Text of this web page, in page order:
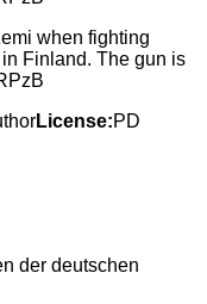
when fighting
Finland. The gun is
License:PD
der deutschen